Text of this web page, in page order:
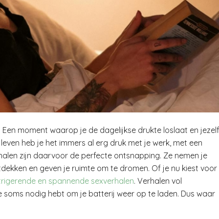
moment waarop je de dagelijkse drukte loslaat en jezelf
heb je het immers al erg druk met je werk, met een
zijn daarvoor de perfecte ontsnapping. Ze nemen je
en geven je ruimte om te dromen. Of je nu kiest voor
en spannende sexverhalen. Verhalen vol
nodig hebt om je batterij weer op te laden. Dus waar